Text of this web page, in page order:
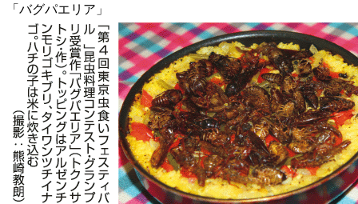
「バグパエリア」